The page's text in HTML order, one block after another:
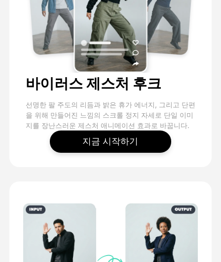
바이러스 제스처 후크
선명한 팔 주도의 리듬과 밝은 휴가 에너지, 그리고 단편
을 위해 만들어진 느낌의 스크롤 정지 자세로 단일 이미
지를 장난스러운 제스처 애니메이션 효과로 바꿉니다.
지금 시작하기